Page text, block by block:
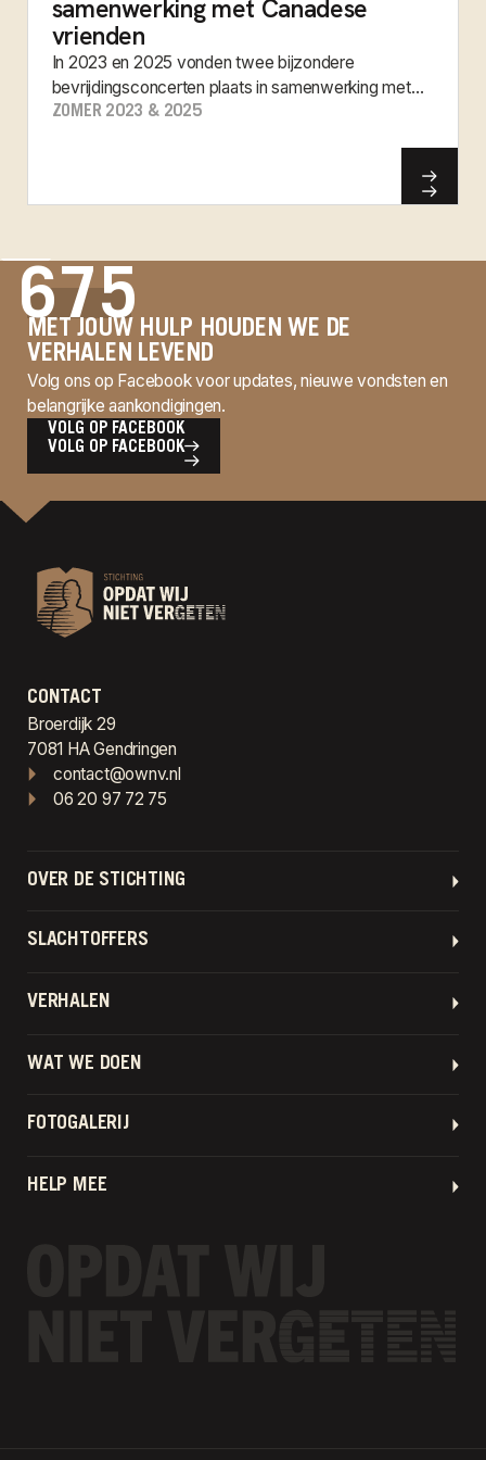
samenwerking met Canadese
vrienden
In 2023 en 2025 vonden twee bijzondere
bevrijdingsconcerten plaats in samenwerking met
Canadese vrienden.
ZOMER 2023 & 2025
675
MET JOUW HULP HOUDEN WE DE
VERHALEN LEVEND
Volg ons op Facebook voor updates, nieuwe vondsten en
belangrijke aankondigingen.
VOLG OP FACEBOOK
VOLG OP FACEBOOK
CONTACT
Broerdijk 29
7081 HA Gendringen
contact@ownv.nl
06 20 97 72 75
OVER DE STICHTING
SLACHTOFFERS
VERHALEN
WAT WE DOEN
FOTOGALERIJ
HELP MEE